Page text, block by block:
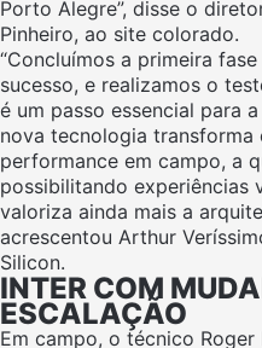
Porto Alegre”, disse o
Pinheiro, ao site colorado.
“Concluímos a primeira
sucesso, e realizamos o
é um passo essencial para
nova tecnologia transforma
performance em campo, a
possibilitando experiências
valoriza ainda mais a
acrescentou Arthur
Silicon.
INTER COM
ESCALAÇÃO
Em campo, o técnico